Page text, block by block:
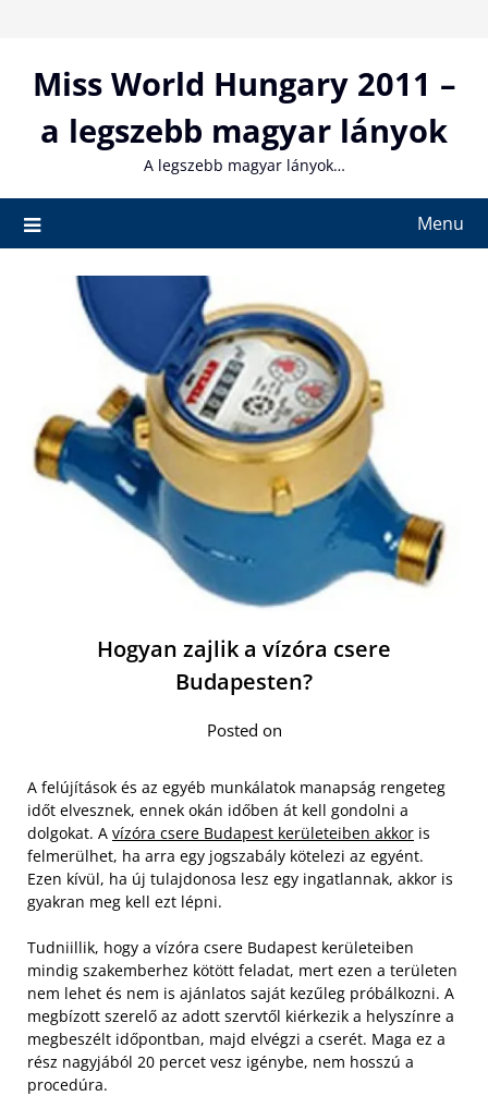
contentMiss World Hungary 2011 –
a legszebb magyar lányok
A legszebb magyar lányok…
Menu
Hogyan zajlik a vízóra csere
Budapesten?
Posted on
A felújítások és az egyéb munkálatok manapság rengeteg
időt elvesznek, ennek okán időben át kell gondolni a
dolgokat. A vízóra csere Budapest kerületeiben akkor is
felmerülhet, ha arra egy jogszabály kötelezi az egyént.
Ezen kívül, ha új tulajdonosa lesz egy ingatlannak, akkor is
gyakran meg kell ezt lépni.
Tudniillik, hogy a vízóra csere Budapest kerületeiben
mindig szakemberhez kötött feladat, mert ezen a területen
nem lehet és nem is ajánlatos saját kezűleg próbálkozni. A
megbízott szerelő az adott szervtől kiérkezik a helyszínre a
megbeszélt időpontban, majd elvégzi a cserét. Maga ez a
rész nagyjából 20 percet vesz igénybe, nem hosszú a
procedúra.